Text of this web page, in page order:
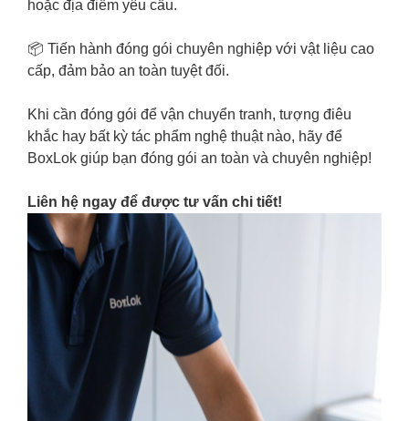
hoặc địa điểm yêu cầu.
📦 Tiến hành đóng gói chuyên nghiệp với vật liệu cao
cấp, đảm bảo an toàn tuyệt đối.
Khi cần đóng gói để vận chuyển tranh, tượng điêu
khắc hay bất kỳ tác phẩm nghệ thuật nào, hãy để
BoxLok giúp bạn đóng gói an toàn và chuyên nghiệp!
Liên hệ ngay để được tư vấn chi tiết!